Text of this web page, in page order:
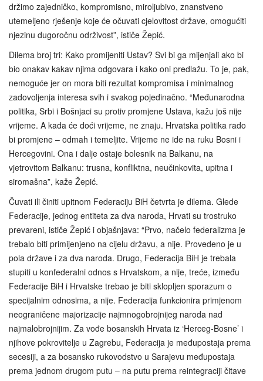
držimo zajedničko, kompromisno, miroljubivo, znanstveno
utemeljeno rješenje koje će očuvati cjelovitost države, omogućiti
njezinu dugoročnu održivost”, ističe Žepić.
Dilema broj tri: Kako promijeniti Ustav? Svi bi ga mijenjali ako bi
bio onakav kakav njima odgovara i kako oni predlažu. To je, pak,
nemoguće jer on mora biti rezultat kompromisa i minimalnog
zadovoljenja interesa svih i svakog pojedinačno. “Međunarodna
politika, Srbi i Bošnjaci su protiv promjene Ustava, kažu još nije
vrijeme. A kada će doći vrijeme, ne znaju. Hrvatska politika rado
bi promjene – odmah i temeljite. Vrijeme ne ide na ruku Bosni i
Hercegovini. Ona i dalje ostaje bolesnik na Balkanu, na
vjetrovitom Balkanu: trusna, konfliktna, neučinkovita, upitna i
siromašna”, kaže Žepić.
Čuvati ili činiti upitnom Federaciju BiH četvrta je dilema. Glede
Federacije, jednog entiteta za dva naroda, Hrvati su trostruko
prevareni, ističe Žepić i objašnjava: “Prvo, načelo federalizma je
trebalo biti primijenjeno na cijelu državu, a nije. Provedeno je u
pola države i za dva naroda. Drugo, Federacija BiH je trebala
stupiti u konfederalni odnos s Hrvatskom, a nije, treće, između
Federacije BiH i Hrvatske trebao je biti sklopljen sporazum o
specijalnim odnosima, a nije. Federacija funkcionira primjenom
neograničene majorizacije najmnogobrojnijeg naroda nad
najmalobrojnijim. Za vođe bosanskih Hrvata iz ‘Herceg-Bosne’ i
njihove pokrovitelje u Zagrebu, Federacija je međupostaja prema
secesiji, a za bosansko rukovodstvo u Sarajevu međupostaja
prema jednom drugom putu – na putu prema reintegraciji čitave